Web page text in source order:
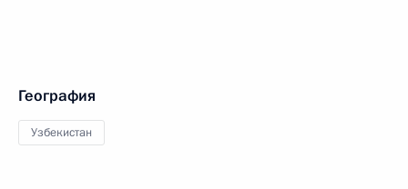
География
Узбекистан